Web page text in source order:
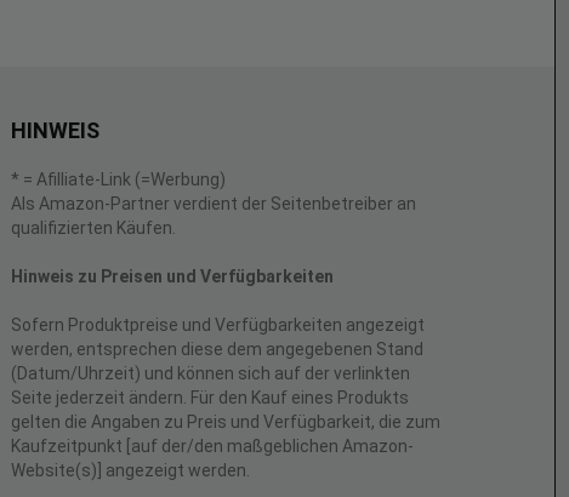
HINWEIS
* = Afilliate-Link (=Werbung)
Als Amazon-Partner verdient der Seitenbetreiber an
qualifizierten Käufen.
Hinweis zu Preisen und Verfügbarkeiten
Sofern Produktpreise und Verfügbarkeiten angezeigt
werden, entsprechen diese dem angegebenen Stand
(Datum/Uhrzeit) und können sich auf der verlinkten
Seite jederzeit ändern. Für den Kauf eines Produkts
gelten die Angaben zu Preis und Verfügbarkeit, die zum
Kaufzeitpunkt [auf der/den maßgeblichen Amazon-
Website(s)] angezeigt werden.